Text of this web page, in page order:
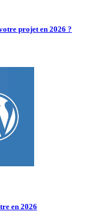
projet en 2026 ?
en 2026